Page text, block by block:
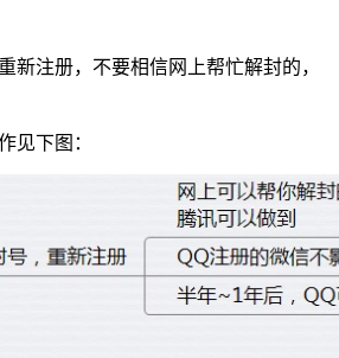
新注册，不要相信网上帮忙解封的，
见下图：